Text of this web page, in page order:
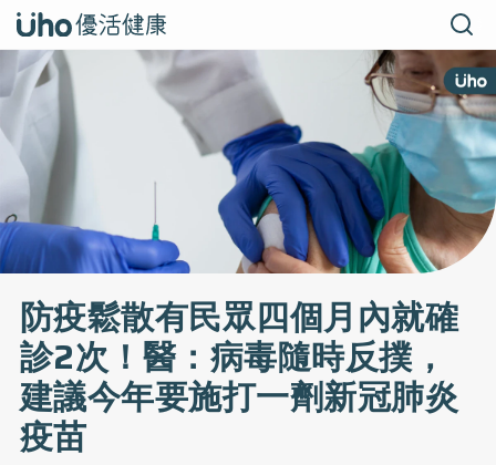
防疫鬆散有民眾四個月內就確
診2次！醫：病毒隨時反撲，
建議今年要施打一劑新冠肺炎
疫苗